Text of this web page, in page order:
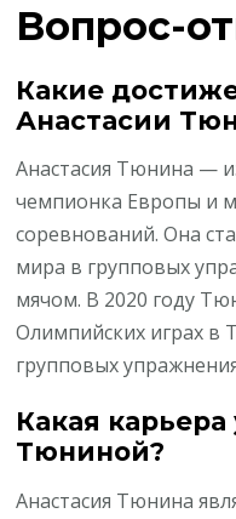
Вопрос-
Какие
Анастасии
Анастасия Тюнина —
чемпионка Европы и
соревнований. Она
мира в групповых
мячом. В 2020 году
Олимпийских играх в
групповых
Какая
Тюниной?
Анастасия Тюнина